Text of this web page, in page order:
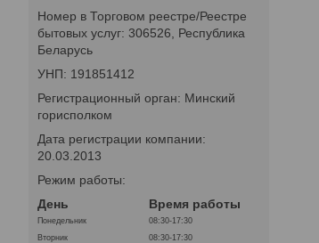
Номер в Торговом реестре/Реестре
бытовых услуг: 306526, Республика
Беларусь
УНП: 191851412
Регистрационный орган: Минский
горисполком
Дата регистрации компании:
20.03.2013
Режим работы:
День
Время работы
Понедельник
08:30-17:30
Вторник
08:30-17:30